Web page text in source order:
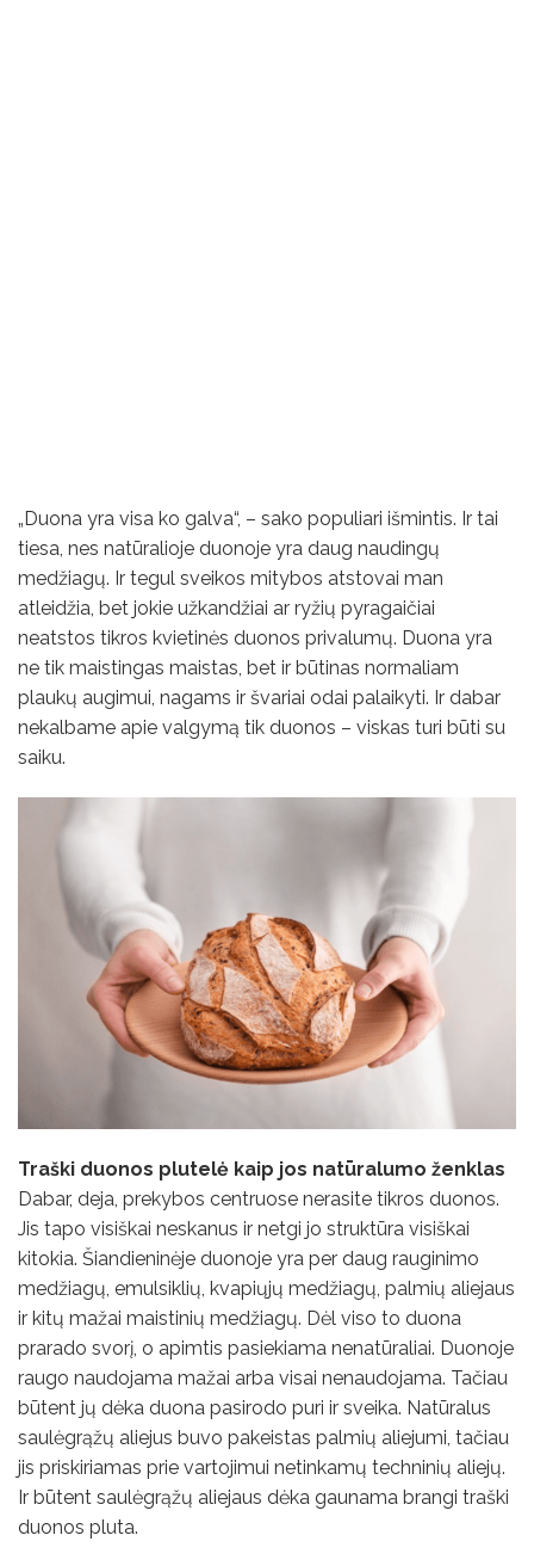
„Duona yra visa ko galva“, – sako populiari išmintis. Ir tai
tiesa, nes natūralioje duonoje yra daug naudingų
medžiagų. Ir tegul sveikos mitybos atstovai man
atleidžia, bet jokie užkandžiai ar ryžių pyragaičiai
neatstos tikros kvietinės duonos privalumų. Duona yra
ne tik maistingas maistas, bet ir būtinas normaliam
plaukų augimui, nagams ir švariai odai palaikyti. Ir dabar
nekalbame apie valgymą tik duonos – viskas turi būti su
saiku.
Traški duonos plutelė kaip jos natūralumo ženklas
Dabar, deja, prekybos centruose nerasite tikros duonos.
Jis tapo visiškai neskanus ir netgi jo struktūra visiškai
kitokia. Šiandieninėje duonoje yra per daug rauginimo
medžiagų, emulsiklių, kvapiųjų medžiagų, palmių aliejaus
ir kitų mažai maistinių medžiagų. Dėl viso to duona
prarado svorį, o apimtis pasiekiama nenatūraliai. Duonoje
raugo naudojama mažai arba visai nenaudojama. Tačiau
būtent jų dėka duona pasirodo puri ir sveika. Natūralus
saulėgrąžų aliejus buvo pakeistas palmių aliejumi, tačiau
jis priskiriamas prie vartojimui netinkamų techninių aliejų.
Ir būtent saulėgrąžų aliejaus dėka gaunama brangi traški
duonos pluta.